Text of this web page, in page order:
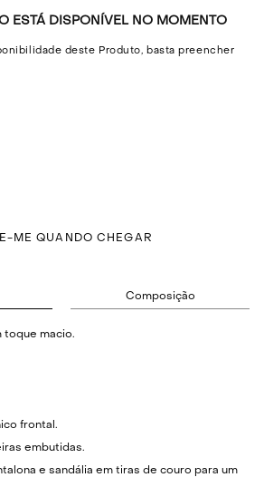
ESTÁ DISPONÍVEL NO MOMENTO
deste Produto, basta preencher
ME QUANDO CHEGAR
Composição
toque macio.
frontal.
embutidas.
e sandália em tiras de couro para um